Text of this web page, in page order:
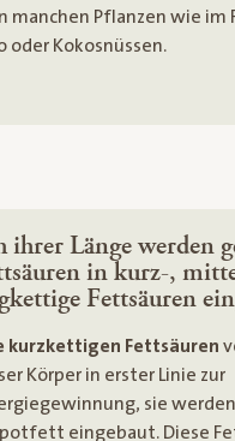
manchen Pflanzen wie im
oder Kokosnüssen.
ihrer Länge werden
in kurz-,
Fettsäuren
kurzkettigen Fettsäuren
Körper in erster Linie zur
sie
eingebaut. Diese